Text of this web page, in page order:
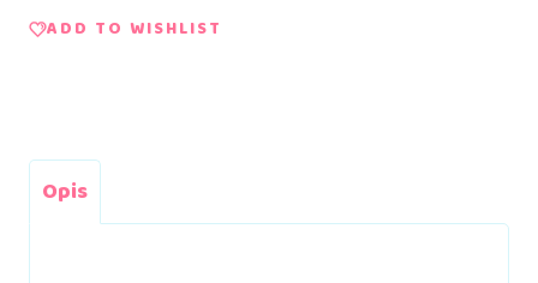
6l
ADD TO WISHLIST
Opis